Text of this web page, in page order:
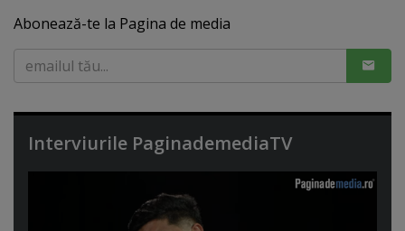
Abonează-te la Pagina de media
Interviurile PaginademediaTV